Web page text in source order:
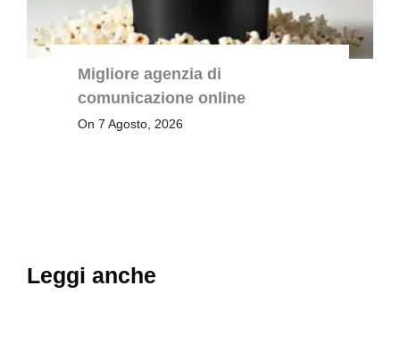
Migliore agenzia di
comunicazione online
On 7 Agosto, 2026
Leggi anche